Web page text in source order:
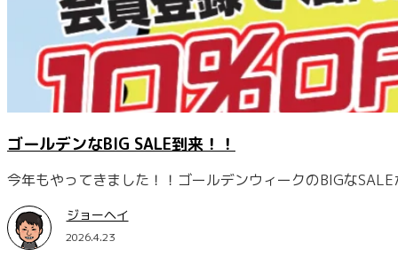
ゴールデンなBIG SALE到来！！
今年もやってきました！！ゴールデンウィークのBIGな
ジョーヘイ
2026.4.23